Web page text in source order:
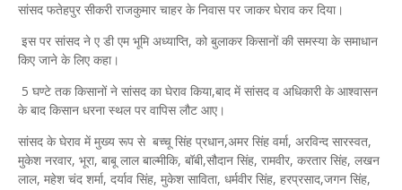
सांसद फतेहपुर सीकरी राजकुमार चाहर के निवास पर जाकर घेराव कर दिया।
इस पर सांसद ने ए डी एम भूमि अध्याप्ति, को बुलाकर किसानों की समस्या के समाधान
किए जाने के लिए कहा।
5 घण्टे तक किसानों ने सांसद का घेराव किया,बाद में सांसद व अधिकारी के आश्वासन
के बाद किसान धरना स्थल पर वापिस लौट आए।
सांसद के घेराव में मुख्य रूप से बच्चू सिंह प्रधान,अमर सिंह वर्मा, अरविन्द सारस्वत,
मुकेश नरवार, भूरा, बाबू लाल बाल्मीकि, बॉबी,सौदान सिंह, रामवीर, करतार सिंह, लखन
लाल, महेश चंद शर्मा, दर्याव सिंह, मुकेश साविता, धर्मवीर सिंह, हरप्रसाद,जगन सिंह,